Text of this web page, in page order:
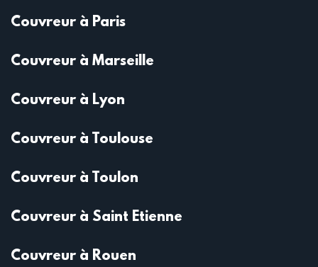
Couvreur à Paris
Couvreur à Marseille
Couvreur à Lyon
Couvreur à Toulouse
Couvreur à Toulon
Couvreur à Saint Etienne
Couvreur à Rouen